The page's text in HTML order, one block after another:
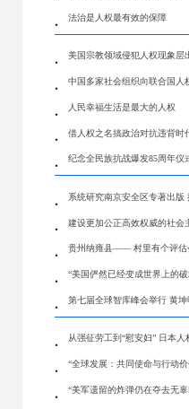
法治是人权最有效的保障
美国宗教领域侵犯人权现象层
中国多家社会组织向联合国人
人民幸福生活是最大的人权
借人权之名搞政治对抗违背时
纪念全民族抗战爆发85周年
系统研究南京安全区专著出版
建设更加公正高效权威的社
贵州纳雍县—— 村里有个评估
“美国俨然已经变成世界上的
第七届全球智库峰会举行 黄
从强征劳工到“慰安妇” 日本
“全球发展：共同使命与行动
“美军遗留的炸弹仍在夺去无